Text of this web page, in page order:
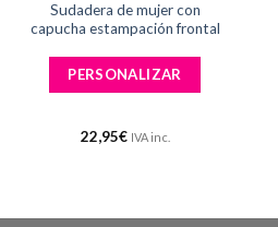
Sudadera de mujer con
capucha estampación frontal
PERSONALIZAR
22,95€ IVA inc.